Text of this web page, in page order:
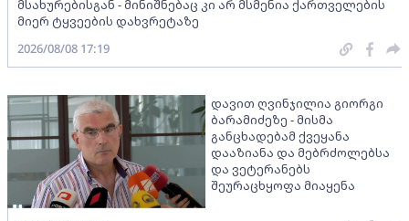
მსახურებისგან - მინიშნებაც კი არ მსმენია ქართველების
მიერ ტყვეების დახვრეტაზე
2026/08/08 17:19
დავით ღვინჯილია გიორგი
ბარამიძეზე - მისმა
განცხადებამ ქვეყანა
დააზიანა და მებრძოლებსა
და ვეტერანებს
შეურაცხყოფა მიაყენა